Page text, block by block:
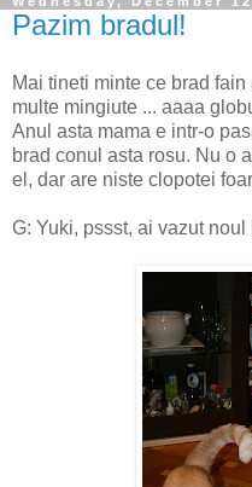
Pazim bradul!
Mai tineti minte ce brad
multe mingiute ... aaaa
Anul asta mama e intr-o
brad conul asta rosu. Nu o
el, dar are niste clopotei
G: Yuki, pssst, ai vazut